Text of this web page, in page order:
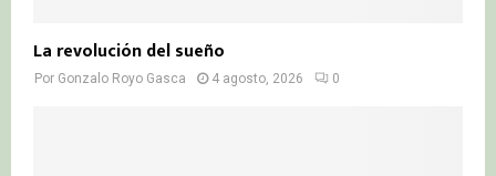
La revolución del sueño
Por Gonzalo Royo Gasca 4 agosto, 2026 0